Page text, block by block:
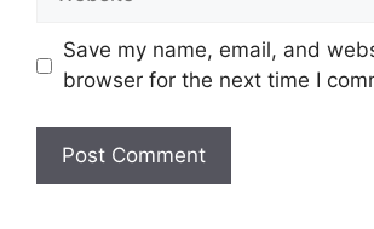
Save my name, email, and
browser for the next time I